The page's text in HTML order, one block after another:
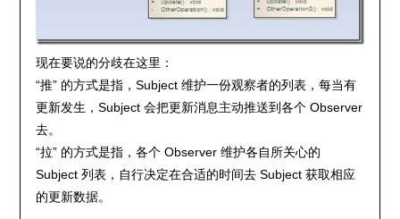
现在要说的分歧在这里：
“推” 的方式是指，Subject 维护一份观察者的列表，每当有
更新发生，Subject 会把更新消息主动推送到各个 Observer
去。
“拉” 的方式是指，各个 Observer 维护各自所关心的
Subject 列表，自行决定在合适的时间去 Subject 获取相应
的更新数据。